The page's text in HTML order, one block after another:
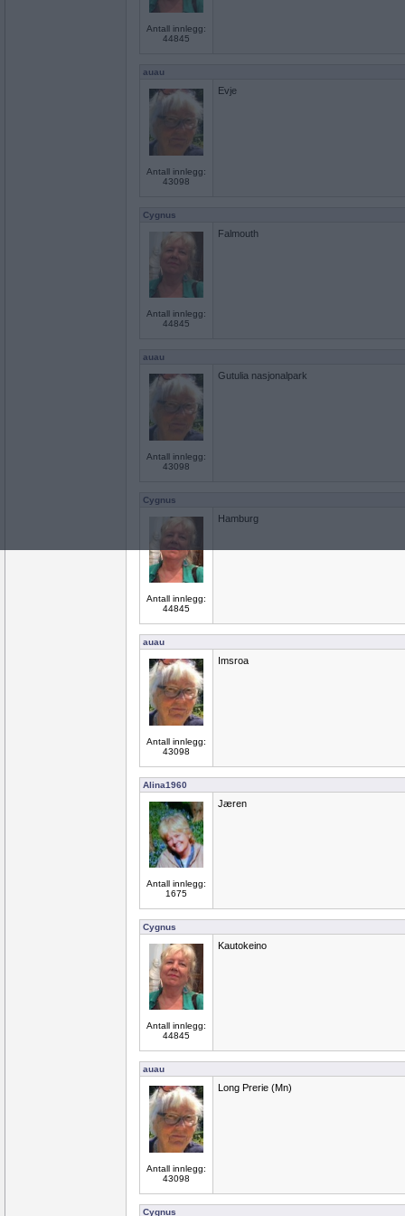
Antall innlegg:
44845
auau
Antall innlegg:
43098
Evje
Cygnus
Antall innlegg:
44845
Falmouth
auau
Antall innlegg:
43098
Gutulia nasjonalpark
Cygnus
Antall innlegg:
44845
Hamburg
auau
Antall innlegg:
43098
Imsroa
Alina1960
Antall innlegg:
1675
Jæren
Cygnus
Antall innlegg:
44845
Kautokeino
auau
Antall innlegg:
43098
Long Prerie (Mn)
Cygnus